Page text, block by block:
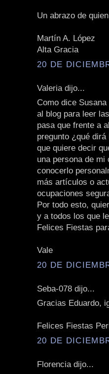
Un abrazo de
Martín A. López
Alta Gracia
20 DE
Valeria dijo...
Como dice
al blog para leer
pasa que frente a
pregunto ¿qué
que quiere decir
una persona de mi
conocerlo
más artículos o
ocupaciones
Por todo esto,
y a todos los que
Felices Fiestas
Vale
20 DE
Seba-078 dijo...
Gracias Eduardo,
Felices Fiestas
20 DE
Florencia dijo...